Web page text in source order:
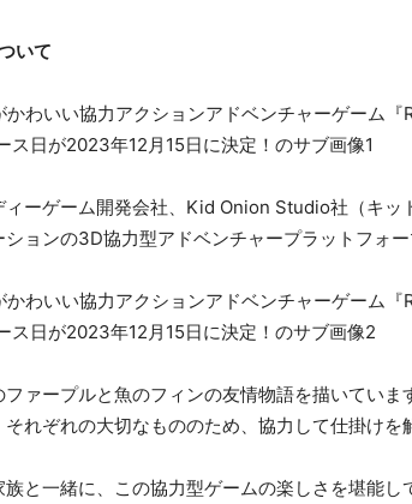
いて
ィーゲーム開発会社、Kid Onion Studio社（キッ
ョンの3D協力型アドベンチャープラットフォー
ァープルと魚のフィンの友情物語を描いていま
れぞれの大切なもののため、協力して仕掛けを
と一緒に、この協力型ゲームの楽しさを堪能し